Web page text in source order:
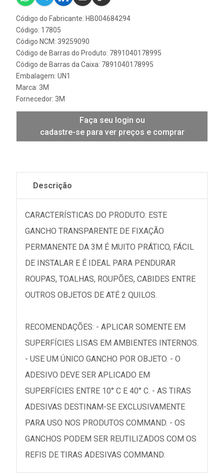
Código do Fabricante: HB004684294
Código: 17805
Código NCM: 39259090
Código de Barras do Produto: 7891040178995
Código de Barras da Caixa: 7891040178995
Embalagem: UN1
Marca: 3M
Fornecedor: 3M
Faça seu login ou
cadastre-se para ver preços e comprar
Descrição
CARACTERÍSTICAS DO PRODUTO: ESTE
GANCHO TRANSPARENTE DE FIXAÇÃO
PERMANENTE DA 3M É MUITO PRÁTICO, FÁCIL
DE INSTALAR E É IDEAL PARA PENDURAR
ROUPAS, TOALHAS, ROUPÕES, CABIDES ENTRE
OUTROS OBJETOS DE ATÉ 2 QUILOS.
RECOMENDAÇÕES: - APLICAR SOMENTE EM
SUPERFÍCIES LISAS EM AMBIENTES INTERNOS.
- USE UM ÚNICO GANCHO POR OBJETO. - O
ADESIVO DEVE SER APLICADO EM
SUPERFÍCIES ENTRE 10° C E 40° C. - AS TIRAS
ADESIVAS DESTINAM-SE EXCLUSIVAMENTE
PARA USO NOS PRODUTOS COMMAND. - OS
GANCHOS PODEM SER REUTILIZADOS COM OS
REFIS DE TIRAS ADESIVAS COMMAND.